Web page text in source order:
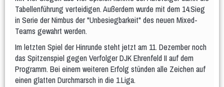
WDM U18 (Mär 2024)
Teams WDM-Magazin
WDM auf Twitch
Spielplan & Ergebnisse Grußworte
Sporthalle & Anreise Unterstützer
Tabellenführung verteidigen. Außerdem wurde mit dem 14.Sieg
in Serie der Nimbus der "Unbesiegbarkeit" des neuen Mixed-
Teams gewahrt werden.
Im letzten Spiel der Hinrunde steht jetzt am 11. Dezember noch
das Spitzenspiel gegen Verfolger DJK Ehrenfeld II auf dem
Programm. Bei einem weiteren Erfolg stünden alle Zeichen auf
einen glatten Durchmarsch in die 1.Liga.